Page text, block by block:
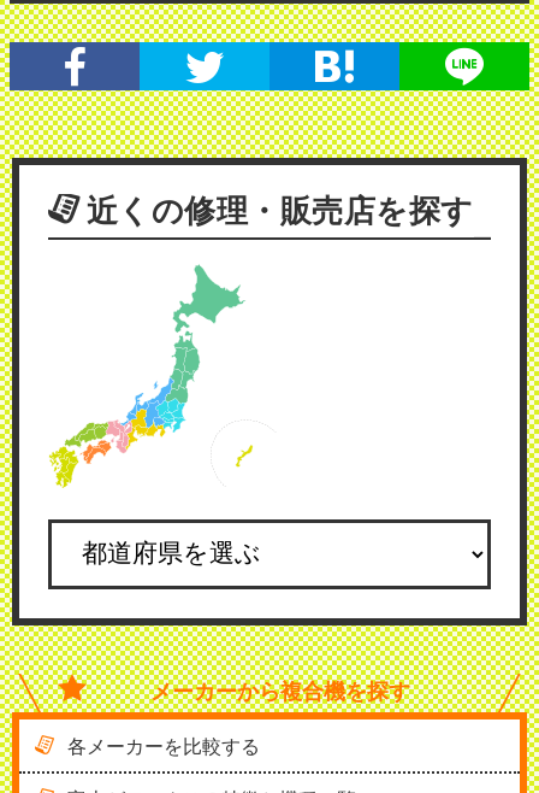
近くの修理・販売店を探す
メーカーから複合機を探す
各メーカーを比較する